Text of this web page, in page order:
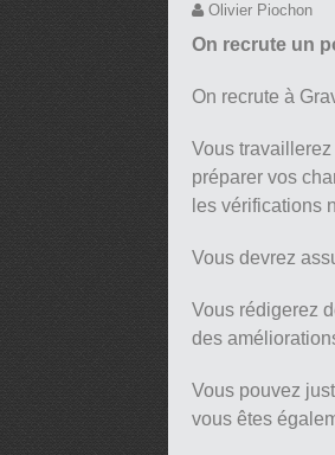
Olivier Piochon
On recrute un
On recrute à
Vous
préparer vos
les vérifications
Vous devrez
Vous rédigerez
des
Vous pouvez
vous êtes